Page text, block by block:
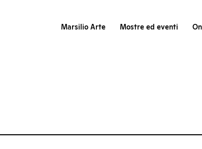
Marsilio Arte Mostre ed eventi